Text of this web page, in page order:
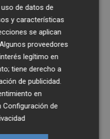
BARATO"
rápido, fracasa
en "modo
malgastado
construir
servicios que no le
de datos de
y características
se aplican
proveedores
legítimo en
tiene derecho a
de publicidad
en
Configuración de